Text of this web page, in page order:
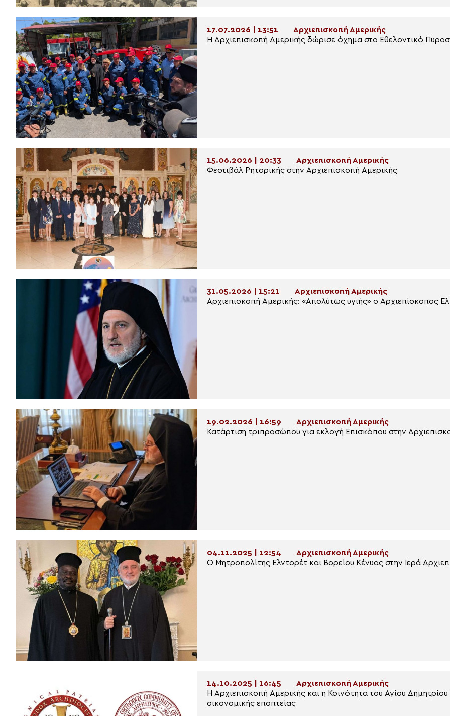
17.07.2026 | 13:51
Αρχιεπισκοπή Αμερικής
Η Αρχιεπισκοπή Αμερικής δώρισε όχημα στο Εθελοντικό
15.06.2026 | 20:33
Αρχιεπισκοπή Αμερικής
Φεστιβάλ Ρητορικής στην Αρχιεπισκοπή Αμερικής
31.05.2026 | 15:21
Αρχιεπισκοπή Αμερικής
Αρχιεπισκοπή Αμερικής: «Απολύτως υγιής» ο Αρχιεπίσκοπος
19.02.2026 | 16:59
Αρχιεπισκοπή Αμερικής
Κατάρτιση τριπροσώπου για εκλογή Επισκόπου στην
04.11.2025 | 12:54
Αρχιεπισκοπή Αμερικής
Ο Μητροπολίτης Ελντορέτ και Βορείου Κένυας στην Ιερά
14.10.2025 | 16:45
Αρχιεπισκοπή Αμερικής
Η Αρχιεπισκοπή Αμερικής και η Κοινότητα του Αγίου
οικονομικής εποπτείας